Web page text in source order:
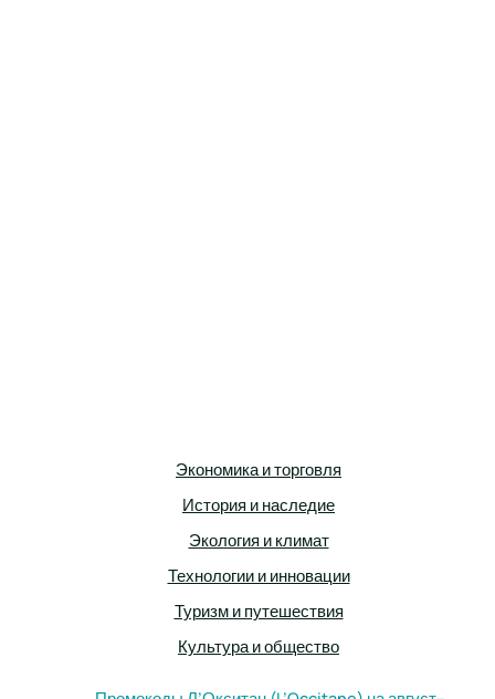
Экономика и торговля
История и наследие
Экология и климат
Технологии и инновации
Туризм и путешествия
Культура и общество